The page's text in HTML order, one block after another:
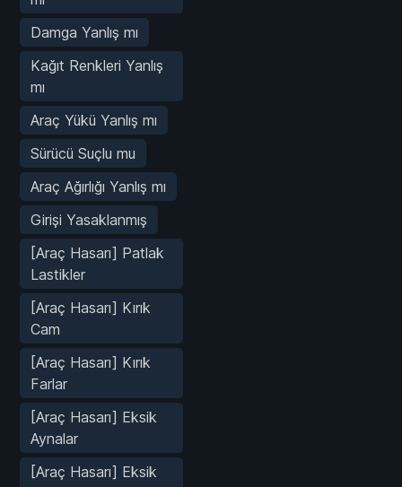
Damga Yanlış mı
Kağıt Renkleri Yanlış
mı
Araç Yükü Yanlış mı
Sürücü Suçlu mu
Araç Ağırlığı Yanlış mı
Girişi Yasaklanmış
[Araç Hasarı] Patlak
Lastikler
[Araç Hasarı] Kırık
Cam
[Araç Hasarı] Kırık
Farlar
[Araç Hasarı] Eksik
Aynalar
[Araç Hasarı] Eksik